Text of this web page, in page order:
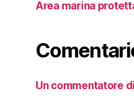
Area marina
Un commentatore